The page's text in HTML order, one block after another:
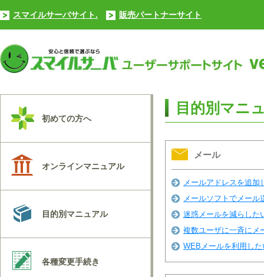
スマイルサーバサイト. 販売パートナーサイト
目的別マニ
メール
メールアドレスを追加
メールソフトでメール
迷惑メールを減らした
複数ユーザに一斉にメ
WEBメールを利用した
初めての方へ
オンラインマニュアル
目的別マニュアル
各種変更手続き